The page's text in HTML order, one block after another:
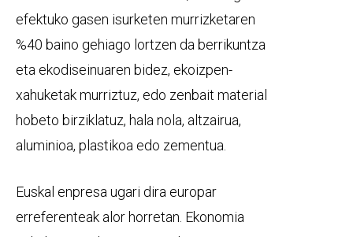
efektuko gasen isurketen murrizketaren
%40 baino gehiago lortzen da berrikuntza
eta ekodiseinuaren bidez, ekoizpen-
xahuketak murriztuz, edo zenbait material
hobeto birziklatuz, hala nola, altzairua,
aluminioa, plastikoa edo zementua.
Euskal enpresa ugari dira europar
erreferenteak alor horretan. Ekonomia